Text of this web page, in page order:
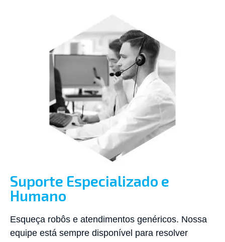
Suporte Especializado e
Humano
Esqueça robôs e atendimentos genéricos. Nossa
equipe está sempre disponível para resolver